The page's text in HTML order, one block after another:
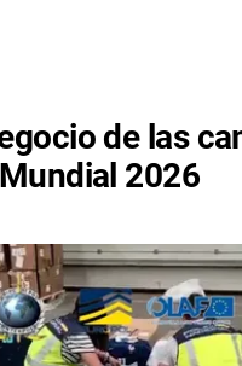
de las
2026